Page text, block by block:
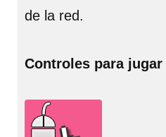
de la red.
Controles para jugar